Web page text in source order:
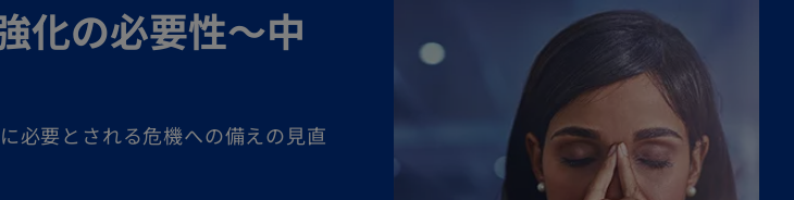
開
化の必要性～中
必要とされる危機への備えの見直